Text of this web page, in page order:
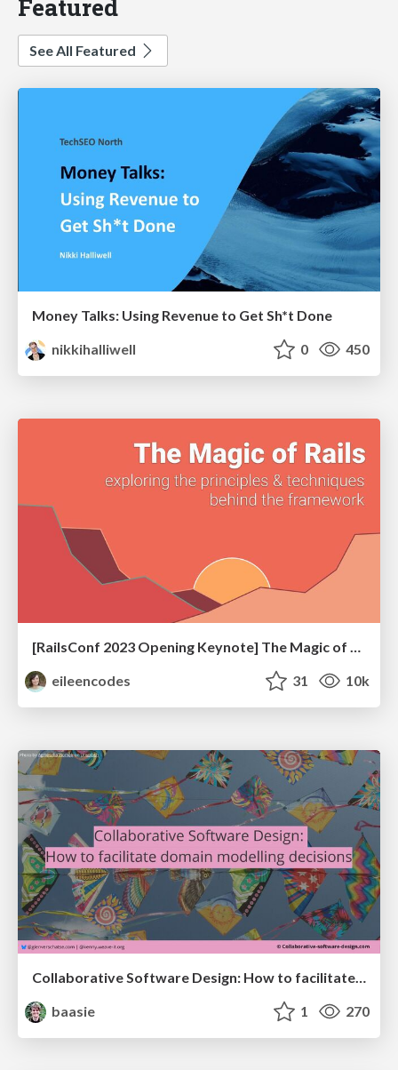
Featured
See All Featured
Money Talks: Using Revenue to Get Sh*t Done
nikkihalliwell
0 450
[RailsConf 2023 Opening Keynote] The Magic of Rails
eileencodes
31 10k
Collaborative Software Design: How to facilitate domain modelling decisions
baasie
1 270